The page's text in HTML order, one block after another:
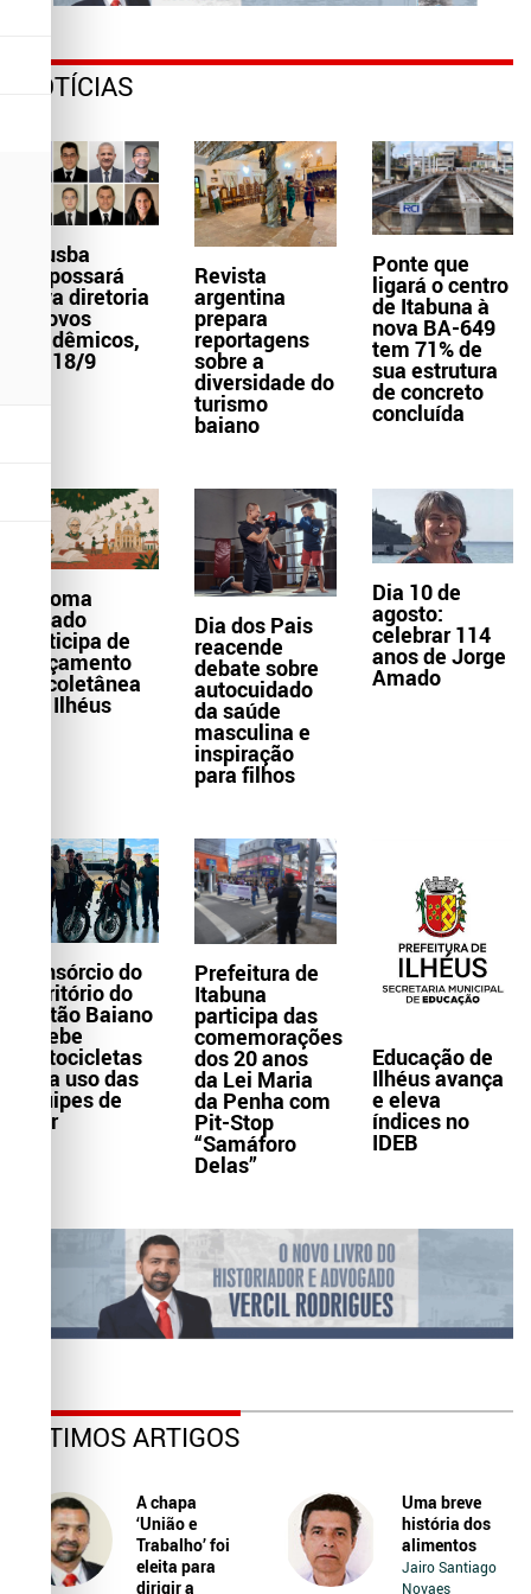
NOTÍCIAS
Aljusba
empossará
nova diretoria
e novos
acadêmicos,
dia 18/9
Revista
argentina
prepara
reportagens
sobre a
diversidade do
turismo
baiano
Ponte que
ligará o centro
de Itabuna à
nova BA-649
tem 71% de
sua estrutura
de concreto
concluída
Paloma
Amado
participa de
lançamento
de coletânea
em Ilhéus
Dia dos Pais
reacende
debate sobre
autocuidado
da saúde
masculina e
inspiração
para filhos
Dia 10 de
agosto:
celebrar 114
anos de Jorge
Amado
Consórcio do
Território do
Sertão Baiano
recebe
motocicletas
para uso das
equipes de
Ater
Prefeitura de
Itabuna
participa das
comemorações
dos 20 anos
da Lei Maria
da Penha com
Pit-Stop
“Samáforo
Delas”
Educação de
Ilhéus avança
e eleva
índices no
IDEB
ÚLTIMOS ARTIGOS
A chapa
‘União e
Trabalho’ foi
eleita para
dirigir a
Uma breve
história dos
alimentos
Jairo Santiago
Novaes